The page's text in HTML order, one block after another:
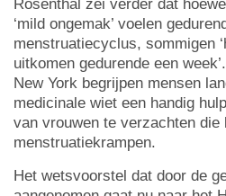
Rosenthal zei verder dat
‘mild ongemak’ voelen
menstruatiecyclus, sommigen
uitkomen gedurende een
New York begrijpen mensen
medicinale wiet een handig
van vrouwen te verzachten
menstruatiekrampen.
Het wetsvoorstel dat door de